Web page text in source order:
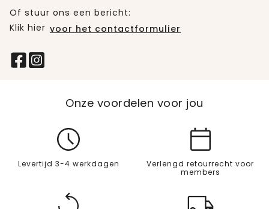
Of stuur ons een bericht:
Klik hier voor het contactformulier
Onze voordelen voor jou
Levertijd 3-4 werkdagen
Verlengd retourrecht voor
members